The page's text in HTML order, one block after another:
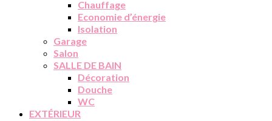
Chauffage
Economie d’énergie
Isolation
Garage
Salon
SALLE DE BAIN
Décoration
Douche
WC
EXTÉRIEUR